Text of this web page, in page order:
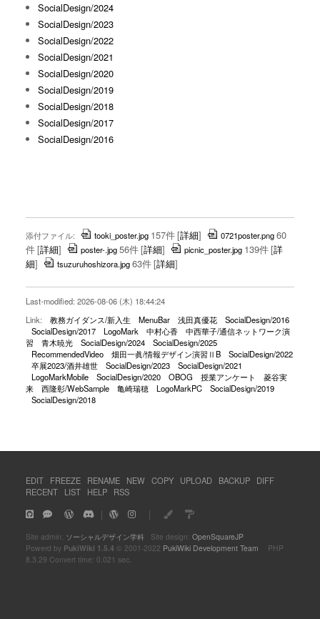
SocialDesign/2024
SocialDesign/2023
SocialDesign/2022
SocialDesign/2021
SocialDesign/2020
SocialDesign/2019
SocialDesign/2018
SocialDesign/2017
SocialDesign/2016
添付ファイル: tooki_poster.jpg 157件[詳細] 0721poster.png60
件[詳細] poster-.jpg56件[詳細] picnic_poster.jpg 139件[詳
細] tsuzuruhoshizora.jpg63件[詳細]
Last-modified: 2026-08-06 (木) 18:44:24
Link:
教務ガイダンス/新入生 MenuBar 浅田真優花
SocialDesign/2016
SocialDesign/2017
LogoMark 中村心香
中西華子/通信ネットワーク演
習
青木暁光 SocialDesign/2024
SocialDesign/2025
RecommendedVideo
畑田一眞/情報デザイン演習ⅡB
SocialDesign/2022
卒展2023/酒井雄世
SocialDesign/2023
SocialDesign/2021
LogoMarkMobile
SocialDesign/2020 OBOG 授業アンケート
菱谷実
来
西隆彰/WebSample 亀崎瑞穂 LogoMarkPC
SocialDesign/2019
SocialDesign/2018
EDIT FREEZE RENAME NEW COPY UPLOAD BACKUP
DIFF
RECENT
LIST HELP RSS
｜ ｜
Site admin: ソーシャルデザイン学科Site design: OpenSquareJP
Powerd by PukiWiki 1.5.4 © 2001-2022 PukiWiki Development Team PHP
8.3.29 Convert time: 0.021 sec.